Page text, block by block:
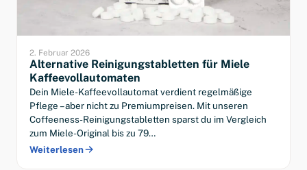
2. Februar 2026
Alternative Reinigungstabletten für Miele
Kaffeevollautomaten
Dein Miele-Kaffeevollautomat verdient regelmäßige
Pflege – aber nicht zu Premiumpreisen. Mit unseren
Coffeeness-Reinigungstabletten sparst du im Vergleich
zum Miele-Original bis zu 79…
Weiterlesen